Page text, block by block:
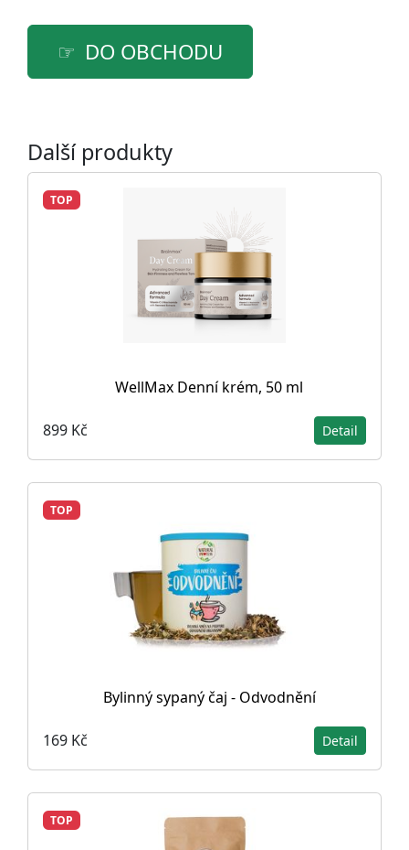
DO OBCHODU
Další produkty
TOP
WellMax Denní krém, 50 ml
899 Kč Detail
TOP
Bylinný sypaný čaj - Odvodnění
169 Kč Detail
TOP